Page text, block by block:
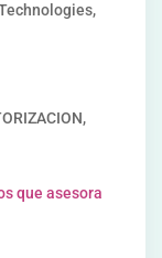
que asesora